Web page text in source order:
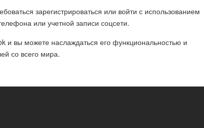
зарегистрироваться или войти с использованием
или учетной записи соцсети.
и вы можете наслаждаться его функциональностью и
со всего мира.